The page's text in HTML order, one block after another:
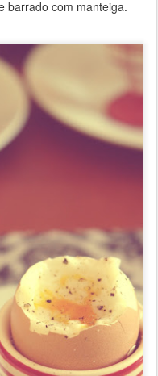
barrado com manteiga.